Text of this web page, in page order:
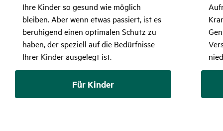
Ihre Kinder so gesund wie möglich
bleiben. Aber wenn etwas passiert, ist es
beruhigend einen optimalen Schutz zu
haben, der speziell auf die Bedürfnisse
Ihrer Kinder ausgelegt ist.
Für Kinder